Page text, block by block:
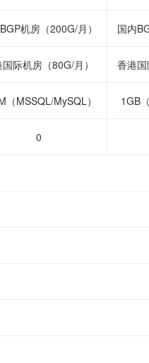
机房（200G/月） 国内
际机房（80G/月） 香港
（MSSQL/MySQL） 1GB
0